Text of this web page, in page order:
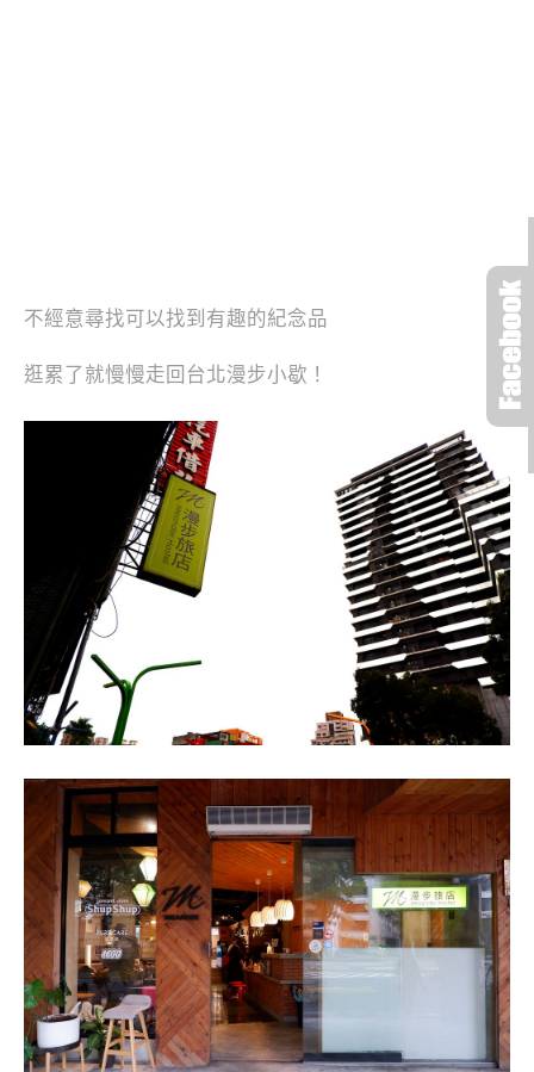
不經意尋找可以找到有趣的紀念品
逛累了就慢慢走回台北漫步小歇！